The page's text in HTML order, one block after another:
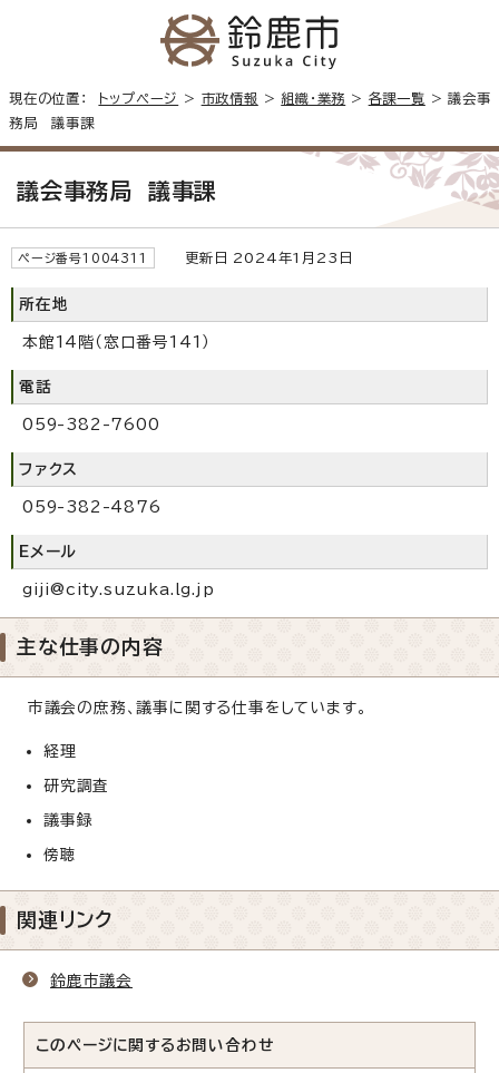
現在の位置： トップページ > 市政情報 >組織・業務 > 各課一覧 > 議会事
務局 議事課
議会事務局 議事課
ページ番号1004311 更新日 2024年1月23日
所在地
本館14階（窓口番号141）
電話
059-382-7600
ファクス
059-382-4876
Eメール
giji@city.suzuka.lg.jp
主な仕事の内容
市議会の庶務、議事に関する仕事をしています。
経理
研究調査
議事録
傍聴
関連リンク
鈴鹿市議会
このページに関する お問い合わせ